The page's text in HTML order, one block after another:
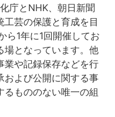
庁とNHK、朝日新聞
芸の保護と育成を目
ら1年に1回開催してお
場となっています。他
業や記録保存などを行
および公開に関する事
もののない唯一の組